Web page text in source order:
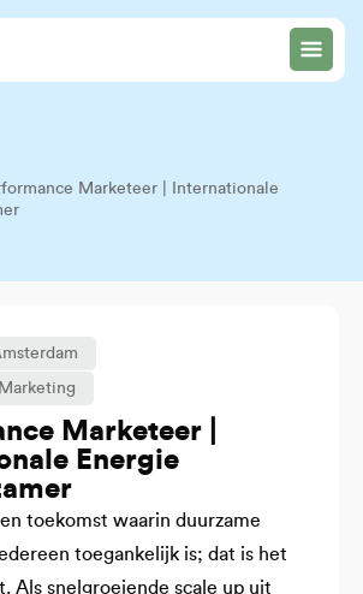
Marketeer | Internationale
Marketeer |
Energie
toekomst waarin duurzame
toegankelijk is; dat is het
Als snelgroeiende scale up uit